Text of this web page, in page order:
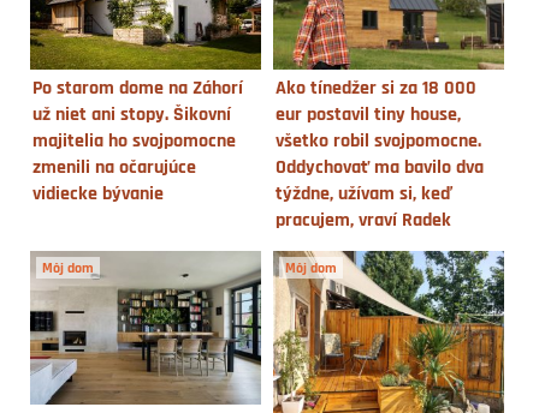
Po starom dome na Záhorí
už niet ani stopy. Šikovní
majitelia ho svojpomocne
zmenili na očarujúce
vidiecke bývanie
Ako tínedžer si za 18 000
eur postavil tiny house,
všetko robil svojpomocne.
Oddychovať ma bavilo dva
týždne, užívam si, keď
pracujem, vraví Radek
Môj dom Môj dom